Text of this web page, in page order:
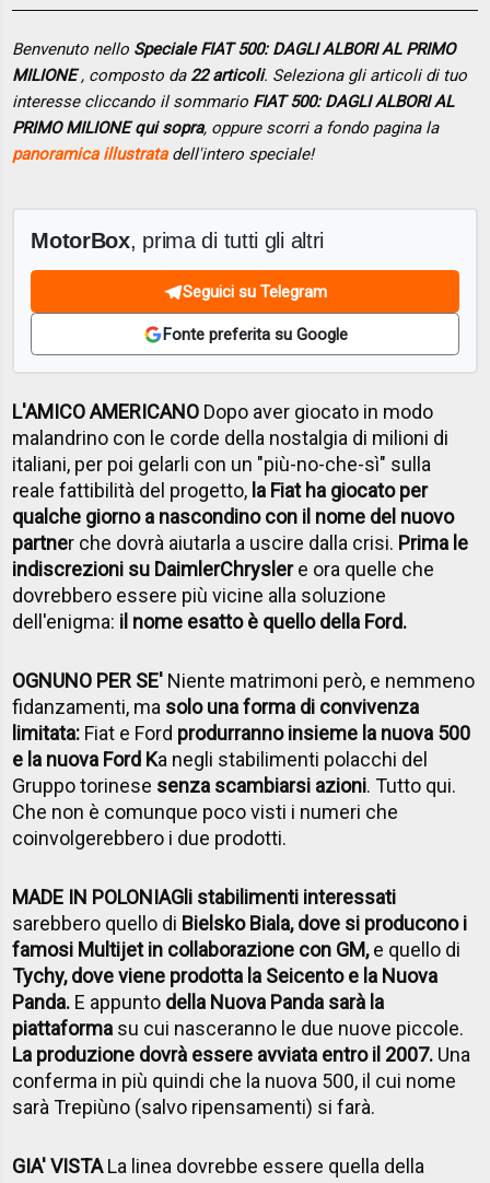
Benvenuto nello Speciale FIAT 500: DAGLI ALBORI AL PRIMO
MILIONE, composto da 22 articoli. Seleziona gli articoli di tuo
interesse cliccando il sommario FIAT 500: DAGLI ALBORI AL
PRIMO MILIONE qui sopra, oppure scorri a fondo pagina la
panoramica illustratadell'intero speciale!
MotorBox, prima di tutti gli altri
Seguici su Telegram
Fonte preferita su Google
L'AMICO AMERICANO Dopo aver giocato in modo
malandrino con le corde della nostalgia di milioni di
italiani, per poi gelarli con un "più-no-che-sì" sulla
reale fattibilità del progetto, la Fiat ha giocato per
qualche giorno a nascondino con il nome del nuovo
partner che dovrà aiutarla a uscire dalla crisi. Prima le
indiscrezioni su DaimlerChryslere ora quelle che
dovrebbero essere più vicine alla soluzione
dell'enigma: il nome esatto è quello della Ford.
OGNUNO PER SE' Niente matrimoni però, e nemmeno
fidanzamenti, ma solo una forma di convivenza
limitata: Fiat e Ford produrranno insieme la nuova 500
e la nuova Ford Ka negli stabilimenti polacchi del
Gruppo torinese senza scambiarsi azioni. Tutto qui.
Che non è comunque poco visti i numeri che
coinvolgerebbero i due prodotti.
MADE IN POLONIAGli stabilimenti interessati
sarebbero quello di Bielsko Biala, dove si producono i
famosi Multijet in collaborazione con GM,e quello di
Tychy, dove viene prodotta la Seicento e la Nuova
Panda. E appunto della Nuova Panda sarà la
piattaforma su cui nasceranno le due nuove piccole.
La produzione dovrà essere avviata entro il 2007. Una
conferma in più quindi che la nuova 500, il cui nome
sarà Trepiùno (salvo ripensamenti) si farà.
GIA' VISTALa linea dovrebbe essere quella della